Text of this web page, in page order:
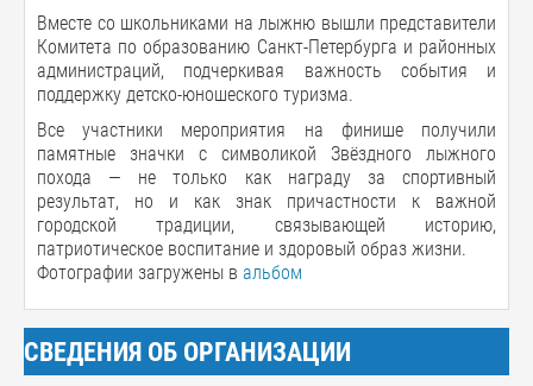
Вместе со школьниками на лыжню вышли представители
Комитета по образованию Санкт-Петербурга и районных
администраций, подчеркивая важность события и
поддержку детско-юношеского туризма.
Все участники мероприятия на финише получили
памятные значки с символикой Звёздного лыжного
похода — не только как награду за спортивный
результат, но и как знак причастности к важной
городской традиции, связывающей историю,
патриотическое воспитание и здоровый образ жизни.
Фотографии загружены в альбом
СВЕДЕНИЯ ОБ ОРГАНИЗАЦИИ